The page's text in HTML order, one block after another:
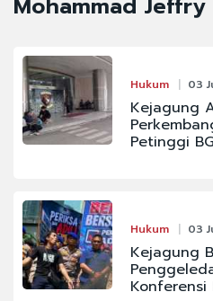
Hukum 03
Kejagung
Petinggi
Hukum 03
Kejagung
Konferensi